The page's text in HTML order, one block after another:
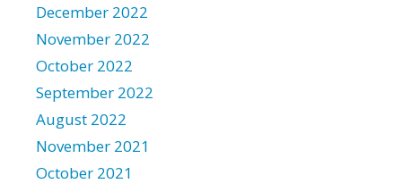
December 2022
November 2022
October 2022
September 2022
August 2022
November 2021
October 2021